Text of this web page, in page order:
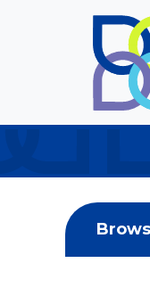
Skip to main